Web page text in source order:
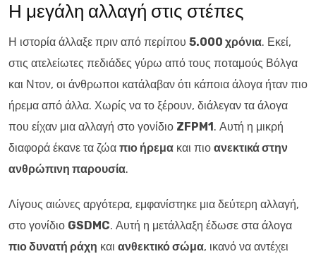
Η μεγάλη αλλαγή στις στέπες
Η ιστορία άλλαξε πριν από περίπου 5.000 χρόνια. Εκεί,
στις ατελείωτες πεδιάδες γύρω από τους ποταμούς Βόλγα
και Ντον, οι άνθρωποι κατάλαβαν ότι κάποια άλογα ήταν πιο
ήρεμα από άλλα. Χωρίς να το ξέρουν, διάλεγαν τα άλογα
που είχαν μια αλλαγή στο γονίδιο ZFPM1. Αυτή η μικρή
διαφορά έκανε τα ζώα πιο ήρεμα και πιο ανεκτικά στην
ανθρώπινη παρουσία.
Λίγους αιώνες αργότερα, εμφανίστηκε μια δεύτερη αλλαγή,
στο γονίδιο GSDMC. Αυτή η μετάλλαξη έδωσε στα άλογα
πιο δυνατή ράχη και ανθεκτικό σώμα, ικανό να αντέχει